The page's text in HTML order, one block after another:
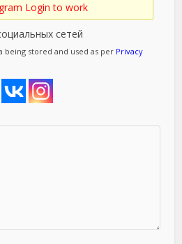
Login to work
сетей
being stored and used as per Privacy